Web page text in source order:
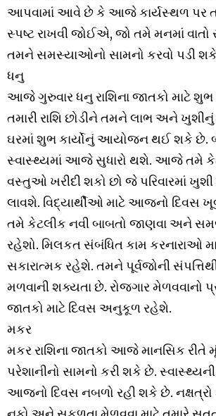
આપવામાં આવે છે કે આજે કાર્યસ્થળ પર
સ્પષ્ટ રાખવી જોઈએ, જો તમે મનમાં
તમને સમસ્યાઓનો સામનો કરવો પડી
ધનુ
આજે ગુરુવાર ધનુ રાશિના જાતકો માટે
તમારી રાશિ છોડીને તમને લાભ અને
ઘરમાં શુભ કાર્યોનું આયોજન થઈ શકે છે.
સ્વાસ્થ્યમાં આજે સુધારો થશે. આજે તમે
વસ્તુઓ ખરીદી શકો છો જે પરિવારમાં
લાવશે. વિદ્યાર્થીઓ માટે આજનો દિવસ
તમે કેટલીક નવી બાબતો જાણવા અને
રહેશો. મિલકત સંબંધિત કામ કરનારાઓ
સકારાત્મક રહેશે. તમને પૂર્વજોની
મળવાની શક્યતા છે. રોજગાર મેળવવાનો
જાતકો માટે દિવસ અનુકૂળ રહેશે.
મકર
મકર રાશિના જાતકો આજે માનસિક
પરેશાનીનો સામનો કરી શકે છે.
આજનો દિવસ નબળો રહી શકે છે.